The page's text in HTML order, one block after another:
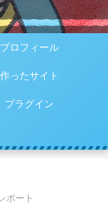
プロフィール
作ったサイト
プラグイン
ポート